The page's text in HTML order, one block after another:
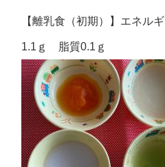
【離乳食（初期）】エネ
1.1ｇ 脂質0.1ｇ